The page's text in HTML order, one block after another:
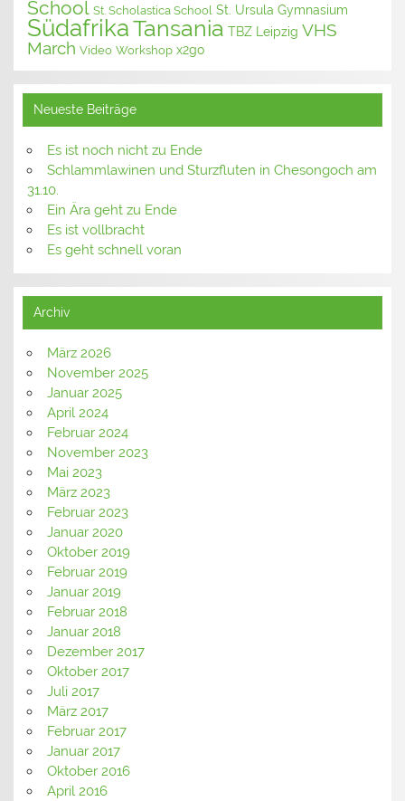
School St. Scholastica School St. Ursula Gymnasium
SüdafrikaTansania TBZ Leipzig VHS
March Video Workshop x2go
Neueste Beiträge
Es ist noch nicht zu Ende
Schlammlawinen und Sturzfluten in Chesongoch am
31.10.
Ein Ära geht zu Ende
Es ist vollbracht
Es geht schnell voran
Archiv
März 2026
November 2025
Januar 2025
April 2024
Februar 2024
November 2023
Mai 2023
März 2023
Februar 2023
Januar 2020
Oktober 2019
Februar 2019
Januar 2019
Februar 2018
Januar 2018
Dezember 2017
Oktober 2017
Juli 2017
März 2017
Februar 2017
Januar 2017
Oktober 2016
April 2016